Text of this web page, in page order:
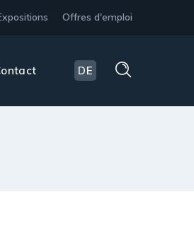
Offres d'emploi
DE